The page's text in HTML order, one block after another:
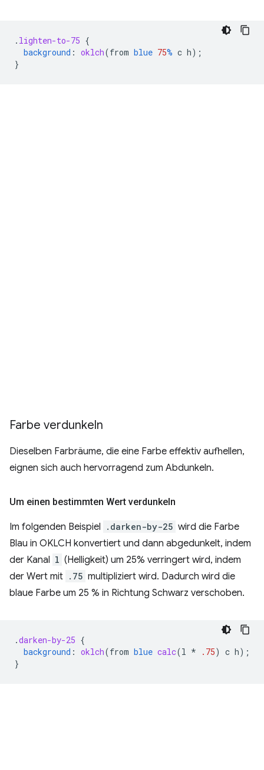
. lighten-to-75 {
background : oklch(from blue 75% c h);
}
Farbe verdunkeln
Dieselben Farbräume, die eine Farbe effektiv aufhellen,
eignen sich auch hervorragend zum Abdunkeln.
Um einen bestimmten Wert verdunkeln
Im folgenden Beispiel .darken-by-25 wird die Farbe
Blau in OKLCH konvertiert und dann abgedunkelt, indem
der Kanal l (Helligkeit) um 25% verringert wird, indem
der Wert mit .75 multipliziert wird. Dadurch wird die
blaue Farbe um 25 % in Richtung Schwarz verschoben.
.darken-by-25 {
background : oklch(from blue calc(l * .75) c h);
}